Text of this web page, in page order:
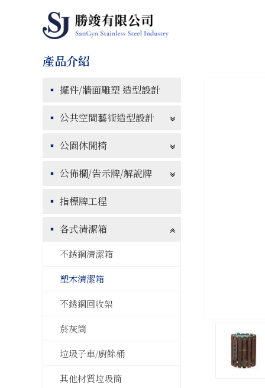
擺件/牆面雕塑 造型設計
公共空間藝術造型設計
公園休閒椅
公佈欄/告示牌/解說牌
指標牌工程
各式清潔箱
不銹鋼清潔箱
塑木清潔箱
不銹鋼回收架
菸灰筒
垃圾子車/廚餘桶
其他材質垃圾筒